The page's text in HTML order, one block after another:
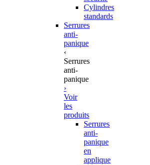
Cylindres
standards
Serrures
anti-
panique
‹
Serrures
anti-
panique
›
Voir
les
produits
Serrures
anti-
panique
en
applique